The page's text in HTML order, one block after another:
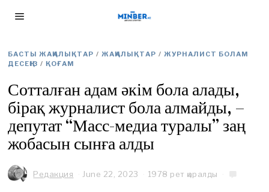
БАСТЫ ЖАҢАЛЫҚТАР / ЖАҢАЛЫҚТАР / ЖУРНАЛИСТ БОЛАМ
ДЕСЕҢІЗ / ҚОҒАМ
Сотталған адам әкім бола алады,
бірақ журналист бола алмайды, –
депутат “Масс-медиа туралы” заң
жобасын сынға алды
Редакция June 22, 2023 1978 рет қаралды